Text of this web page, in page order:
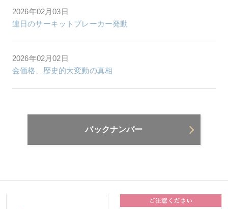
2026年02月03日
連日のサーキットブレーカー発動
2026年02月02日
金価格、歴史的大変動の真相
バックナンバー